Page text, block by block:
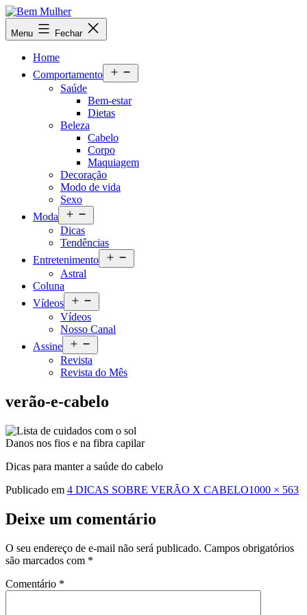
Pular
para
Bem
Mulher
Menu Fechar
Home
Comportamento
menu
Saúde
Bem-estar
Dietas
Beleza
Cabelo
Corpo
Maquiagem
Decoração
Modo de vida
Sexo
Moda
menu
Dicas
Tendências
Entretenimento
menu
Astral
Coluna
Vídeos
menu
Vídeos
Nosso Canal
Assine
menu
Revista
Revista do Mês
verão-e-cabelo
Danos nos fios e na fibra capilar
Dicas para manter a saúde do cabelo
Publicado em 4 DICAS SOBRE VERÃO X CABELOTamanho
1000 × 563
Deixe um comentário
O seu endereço de e-mail não será publicado. Campos obrigatórios
são marcados com *
Comentário *